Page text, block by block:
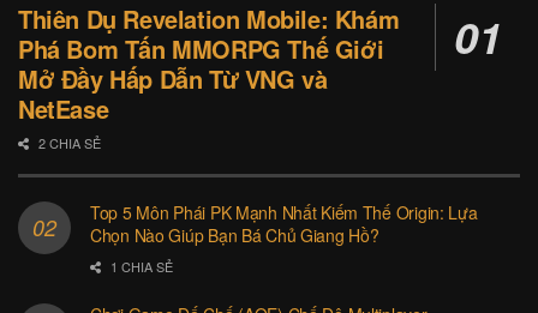
Thiên Dụ Revelation Mobile: Khám
Phá Bom Tấn MMORPG Thế Giới
Mở Đầy Hấp Dẫn Từ VNG và
NetEase
2 CHIA SẺ
Top 5 Môn Phái PK Mạnh Nhất Kiếm Thế Origin: Lựa
Chọn Nào Giúp Bạn Bá Chủ Giang Hồ?
1 CHIA SẺ